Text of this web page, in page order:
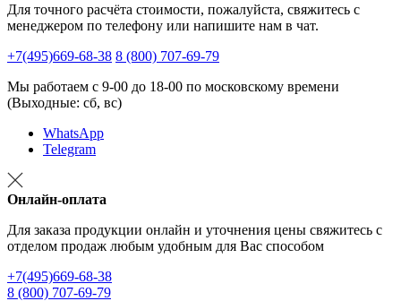
Для точного расчёта стоимости, пожалуйста, свяжитесь с
менеджером по телефону или напишите нам в чат.
+7(495)669-68-38 8 (800) 707-69-79
Мы работаем с 9-00 до 18-00 по московскому времени
(Выходные: сб, вс)
WhatsApp
Telegram
Онлайн-оплата
Для заказа продукции онлайн и уточнения цены свяжитесь с
отделом продаж любым удобным для Вас способом
+7(495)669-68-38
8 (800) 707-69-79